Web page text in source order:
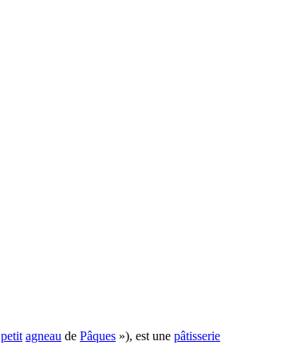
petit agneau de Pâques »), est une pâtisserie